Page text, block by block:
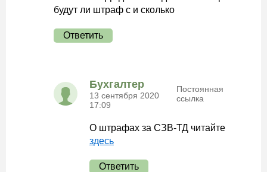
будут ли штраф с и сколько
Ответить
Бухгалтер
13 сентября 2020
17:09
Постоянная
ссылка
О штрафах за СЗВ-ТД читайте
здесь
Ответить